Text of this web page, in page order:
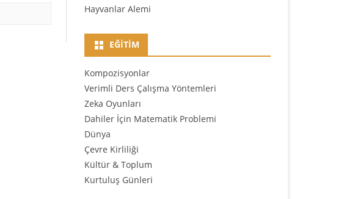
Hayvanlar Alemi
EĞITIM
Kompozisyonlar
Verimli Ders Çalışma Yöntemleri
Zeka Oyunları
Dahiler İçin Matematik Problemi
Dünya
Çevre Kirliliği
Kültür & Toplum
Kurtuluş Günleri